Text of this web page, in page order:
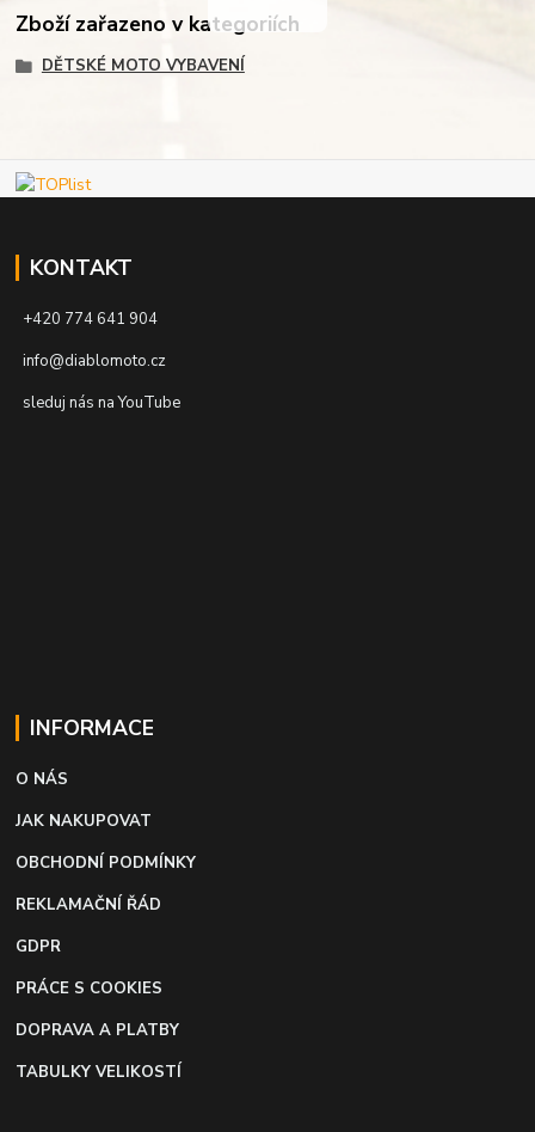
Zboží zařazeno v kategoriích
DĚTSKÉ MOTO VYBAVENÍ
KONTAKT
+420 774 641 904
info@diablomoto.cz
sleduj nás na YouTube
INFORMACE
O NÁS
JAK NAKUPOVAT
OBCHODNÍ PODMÍNKY
REKLAMAČNÍ ŘÁD
GDPR
PRÁCE S COOKIES
DOPRAVA A PLATBY
TABULKY VELIKOSTÍ